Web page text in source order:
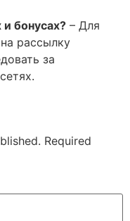
и бонусах? – Для
рассылку
за
Required